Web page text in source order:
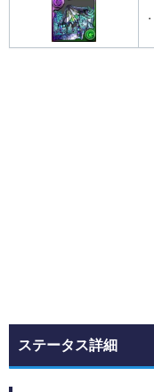
・
ステータス詳細